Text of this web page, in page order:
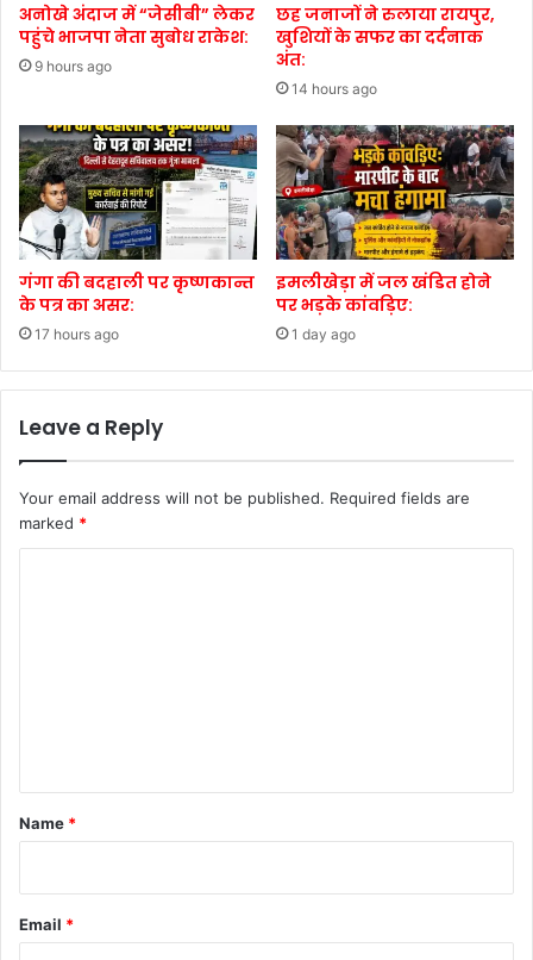
अनोखे अंदाज में “जेसीबी” लेकर
पहुंचे भाजपा नेता सुबोध राकेश:
9 hours ago
छह जनाजों ने रुलाया रायपुर,
खुशियों के सफर का दर्दनाक
अंत:
14 hours ago
गंगा की बदहाली पर कृष्णकान्त
के पत्र का असर:
17 hours ago
इमलीखेड़ा में जल खंडित होने
पर भड़के कांवड़िए:
1 day ago
Leave a Reply
Your email address will not be published. Required fields are
marked *
*
Name *
Email *